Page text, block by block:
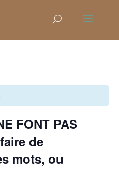
FONT PAS
de
mots, ou